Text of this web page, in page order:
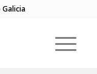
Galicia